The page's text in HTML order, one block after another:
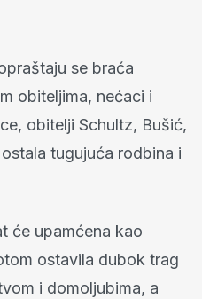
se braća
obiteljima, nećaci i
obitelji Schultz, Bušić,
tugujuća rodbina i
će upamćena kao
ostavila dubok trag
i domoljubima, a